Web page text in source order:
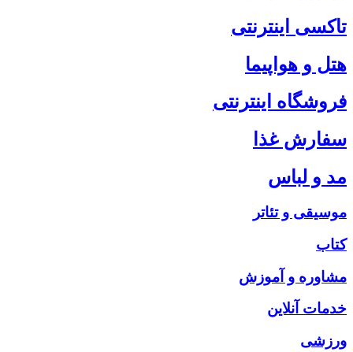
تاکسی اینترنتی
هتل و هواپیما
فروشگاه اینترنتی
سفارش غذا
مد و لباس
موسیقی و تئاتر
کتاب
مشاوره و آموزش
خدمات آنلاین
ورزشی